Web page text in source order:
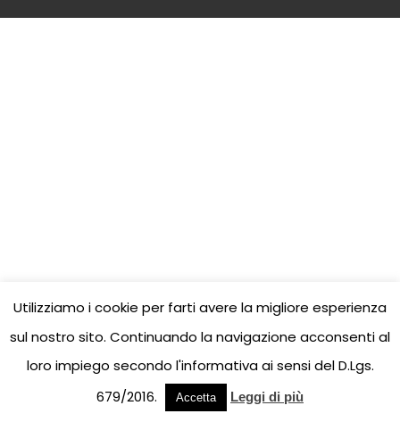
Utilizziamo i cookie per farti avere la migliore esperienza
sul nostro sito. Continuando la navigazione acconsenti al
loro impiego secondo l'informativa ai sensi del D.Lgs.
679/2016.
Accetta Leggi di più